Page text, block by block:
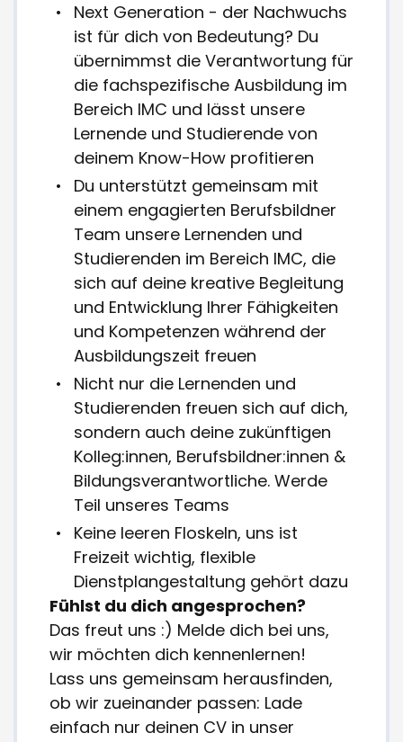
Next Generation - der Nachwuchs
ist für dich von Bedeutung? Du
übernimmst die Verantwortung für
die fachspezifische Ausbildung im
Bereich IMC und lässt unsere
Lernende und Studierende von
deinem Know-How profitieren
Du unterstützt gemeinsam mit
einem engagierten Berufsbildner
Team unsere Lernenden und
Studierenden im Bereich IMC, die
sich auf deine kreative Begleitung
und Entwicklung Ihrer Fähigkeiten
und Kompetenzen während der
Ausbildungszeit freuen
Nicht nur die Lernenden und
Studierenden freuen sich auf dich,
sondern auch deine zukünftigen
Kolleg:innen, Berufsbildner:innen &
Bildungsverantwortliche. Werde
Teil unseres Teams
Keine leeren Floskeln, uns ist
Freizeit wichtig, flexible
Dienstplangestaltung gehört dazu
Fühlst du dich angesprochen?
Das freut uns :) Melde dich bei uns,
wir möchten dich kennenlernen!
Lass uns gemeinsam herausfinden,
ob wir zueinander passen: Lade
einfach nur deinen CV in unser